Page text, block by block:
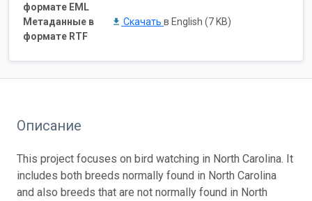
формате EML
Метаданные в
формате RTF
Скачать в English (7 KB)
Описание
This project focuses on bird watching in North Carolina. It
includes both breeds normally found in North Carolina
and also breeds that are not normally found in North